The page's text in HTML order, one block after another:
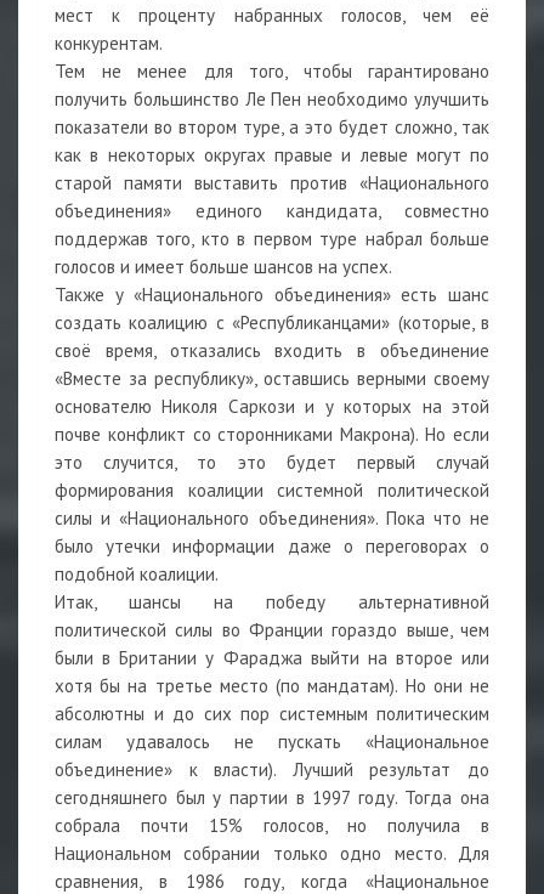
мест к проценту набранных голосов, чем её
конкурентам.
Тем не менее для того, чтобы гарантировано
получить большинство Ле Пен необходимо улучшить
показатели во втором туре, а это будет сложно, так
как в некоторых округах правые и левые могут по
старой памяти выставить против «Национального
объединения» единого кандидата, совместно
поддержав того, кто в первом туре набрал больше
голосов и имеет больше шансов на успех.
Также у «Национального объединения» есть шанс
создать коалицию с «Республиканцами» (которые, в
своё время, отказались входить в объединение
«Вместе за республику», оставшись верными своему
основателю Николя Саркози и у которых на этой
почве конфликт со сторонниками Макрона). Но если
это случится, то это будет первый случай
формирования коалиции системной политической
силы и «Национального объединения». Пока что не
было утечки информации даже о переговорах о
подобной коалиции.
Итак, шансы на победу альтернативной
политической силы во Франции гораздо выше, чем
были в Британии у Фараджа выйти на второе или
хотя бы на третье место (по мандатам). Но они не
абсолютны и до сих пор системным политическим
силам удавалось не пускать «Национальное
объединение» к власти). Лучший результат до
сегодняшнего был у партии в 1997 году. Тогда она
собрала почти 15% голосов, но получила в
Национальном собрании только одно место. Для
сравнения, в 1986 году, когда «Национальное